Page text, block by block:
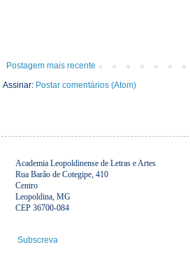
Postagem mais recente
Assinar: Postar comentários (Atom)
Academia Leopoldinense de Letras e Artes
Rua Barão de Cotegipe, 410
Centro
Leopoldina, MG
CEP 36700-084
Subscreva